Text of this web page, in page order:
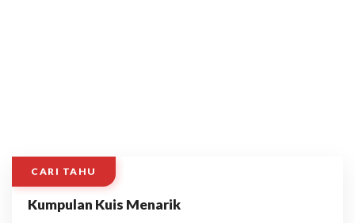
CARI TAHU
Kumpulan Kuis Menarik